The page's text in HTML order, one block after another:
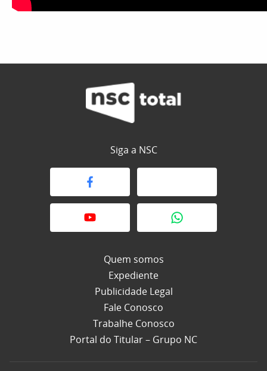
Siga a NSC
Quem somos
Expediente
Publicidade Legal
Fale Conosco
Trabalhe Conosco
Portal do Titular – Grupo NC